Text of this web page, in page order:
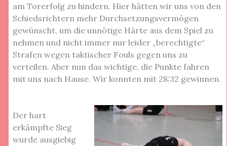
am Torerfolg zu hindern. Hier hätten wir uns von den
Schiedsrichtern mehr Durchsetzungsvermögen
gewünscht, um die unnötige Härte aus dem Spiel zu
nehmen und nicht immer nur leider „berechtigte“
Strafen wegen taktischer Fouls gegen uns zu
verteilen. Aber nun das wichtige, die Punkte fahren
mit uns nach Hause. Wir konnten mit 28:32 gewinnen.
Der hart
erkämpfte Sieg
wurde ausgiebig